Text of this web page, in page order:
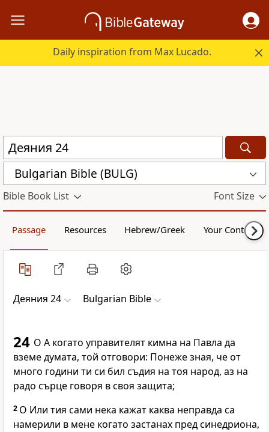
Daily inspiration from Max Lucado.
Bulgarian Bible (BULG)
Bible Book List Font Size
Passage Resources Hebrew/Greek Your Content
Деяния 24 Bulgarian Bible
24 О А когато управителят кимна на Павла да
вземе думата, той отговори: Понеже зная, че от
много години ти си бил съдия на тоя народ, аз на
радо сърце говоря в своя защита;
2 О Или тия сами нека кажат каква неправда са
намерили в мене когато застанах пред синедриона,